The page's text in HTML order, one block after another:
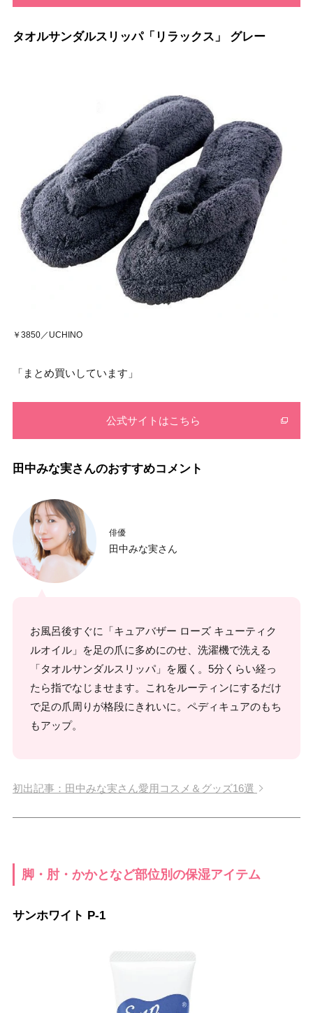
タオルサンダルスリッパ「リラックス」 グレー
￥3850／UCHINO
「まとめ買いしています」
公式サイトはこちら
田中みな実さんのおすすめコメント
俳優
田中みな実さん
お風呂後すぐに「キュアバザー ローズ キューティク
ルオイル」を足の爪に多めにのせ、洗濯機で洗える
「タオルサンダルスリッパ」を履く。5分くらい経っ
たら指でなじませます。これをルーティンにするだけ
で足の爪周りが格段にきれいに。ペディキュアのもち
もアップ。
初出記事：田中みな実さん愛用コスメ＆グッズ16選
脚・肘・かかとなど部位別の保湿アイテム
サンホワイト P-1